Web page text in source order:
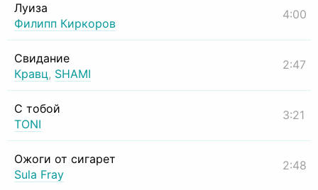
Луиза
Филипп Киркоров
4:00
Свидание
Кравц, SHAMI
2:47
С тобой
TONI
3:21
Ожоги от сигарет
Sula Fray
2:48